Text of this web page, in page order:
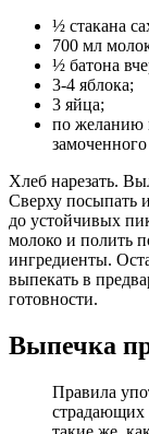
½ стакана
700 мл
½ батона
3-4 яблока;
3 яйца;
по желанию
Хлеб нарезать.
Сверху посыпать
до устойчивых
молоко и полить
ингредиенты.
выпекать в
готовности.
Выпечка
Правила
страдающих